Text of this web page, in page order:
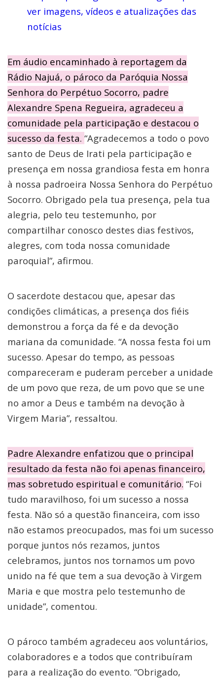
ver imagens, vídeos e atualizações das
notícias
Em áudio encaminhado à reportagem da
Rádio Najuá, o pároco da Paróquia Nossa
Senhora do Perpétuo Socorro, padre
Alexandre Spena Regueira, agradeceu a
comunidade pela participação e destacou o
sucesso da festa. “Agradecemos a todo o povo
santo de Deus de Irati pela participação e
presença em nossa grandiosa festa em honra
à nossa padroeira Nossa Senhora do Perpétuo
Socorro. Obrigado pela tua presença, pela tua
alegria, pelo teu testemunho, por
compartilhar conosco destes dias festivos,
alegres, com toda nossa comunidade
paroquial”, afirmou.
O sacerdote destacou que, apesar das
condições climáticas, a presença dos fiéis
demonstrou a força da fé e da devoção
mariana da comunidade. “A nossa festa foi um
sucesso. Apesar do tempo, as pessoas
compareceram e puderam perceber a unidade
de um povo que reza, de um povo que se une
no amor a Deus e também na devoção à
Virgem Maria”, ressaltou.
Padre Alexandre enfatizou que o principal
resultado da festa não foi apenas financeiro,
mas sobretudo espiritual e comunitário. “Foi
tudo maravilhoso, foi um sucesso a nossa
festa. Não só a questão financeira, com isso
não estamos preocupados, mas foi um sucesso
porque juntos nós rezamos, juntos
celebramos, juntos nos tornamos um povo
unido na fé que tem a sua devoção à Virgem
Maria e que mostra pelo testemunho de
unidade”, comentou.
O pároco também agradeceu aos voluntários,
colaboradores e a todos que contribuíram
para a realização do evento. “Obrigado,